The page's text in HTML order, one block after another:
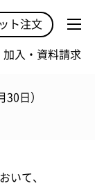
ト注文
加入・資料請求
30日）
いて、